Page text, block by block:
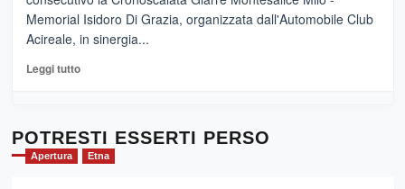
medievali
adesso
Pasta
–
Sicilia
l’
evento
per
Memorial Isidoro Di Grazia, organizzata dall'Automobile Club
Acireale, in sinergia...
Leggi tuttoLeggi
Cronoscalata
Giarre
Montesalice
POTRESTI ESSERTI PERSO
Apertura Etna